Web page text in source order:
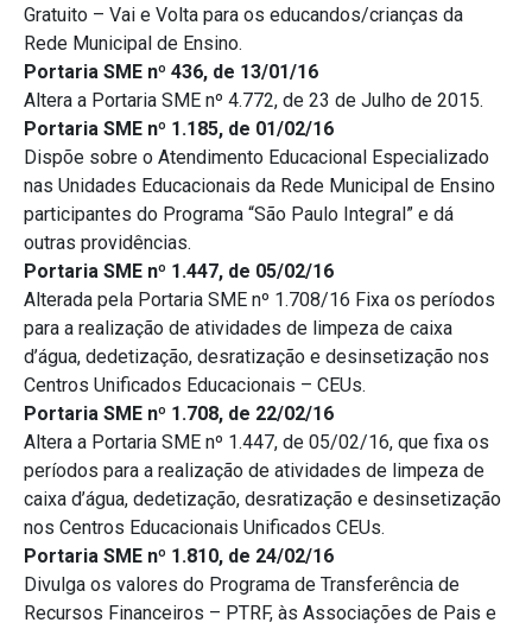
Gratuito – Vai e Volta para os educandos/crianças da
Rede Municipal de Ensino.
Portaria SME nº 436, de 13/01/16
Altera a Portaria SME nº 4.772, de 23 de Julho de 2015.
Portaria SME nº 1.185, de 01/02/16
Dispõe sobre o Atendimento Educacional Especializado
nas Unidades Educacionais da Rede Municipal de Ensino
participantes do Programa “São Paulo Integral” e dá
outras providências.
Portaria SME nº 1.447, de 05/02/16
Alterada pela Portaria SME nº 1.708/16 Fixa os períodos
para a realização de atividades de limpeza de caixa
d’água, dedetização, desratização e desinsetização nos
Centros Unificados Educacionais – CEUs.
Portaria SME nº 1.708, de 22/02/16
Altera a Portaria SME nº 1.447, de 05/02/16, que fixa os
períodos para a realização de atividades de limpeza de
caixa d’água, dedetização, desratização e desinsetização
nos Centros Educacionais Unificados CEUs.
Portaria SME nº 1.810, de 24/02/16
Divulga os valores do Programa de Transferência de
Recursos Financeiros – PTRF, às Associações de Pais e